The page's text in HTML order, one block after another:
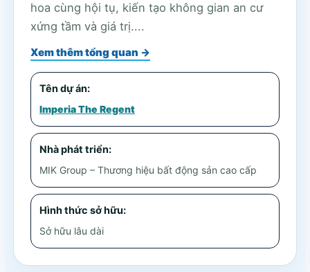
hoa cùng hội tụ, kiến tạo không gian an cư
xứng tầm và giá trị....
Xem thêm tổng quan →
Tên dự án:
Imperia The Regent
Nhà phát triển:
MIK Group – Thương hiệu bất động sản cao cấp
Hình thức sở hữu:
Sở hữu lâu dài